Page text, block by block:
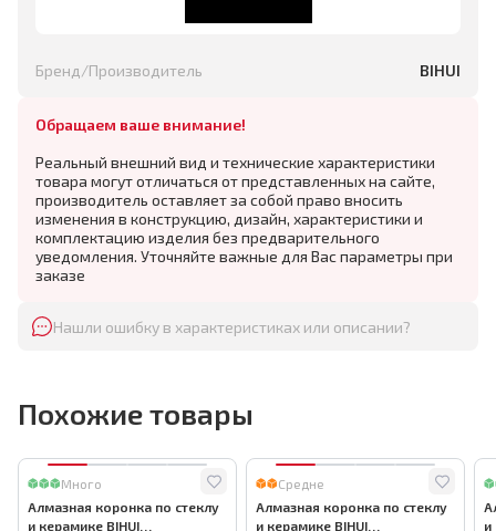
Бренд/Производитель BIHUI
Обращаем ваше внимание!
Реальный внешний вид и технические характеристики
товара могут отличаться от представленных на сайте,
производитель оставляет за собой право вносить
изменения в конструкцию, дизайн, характеристики и
комплектацию изделия без предварительного
уведомления. Уточняйте важные для Вас параметры при
заказе
Нашли ошибку в характеристиках или описании?
Похожие товары
Много
Алмазная коронка по стеклу
и керамике BIHUI
Средне
Алмазная коронка по стеклу
и керамике BIHUI
и